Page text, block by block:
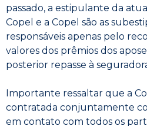
passado, a estipulante da
Copel e a Copel são as
responsáveis apenas pelo
valores dos prêmios dos
posterior repasse à
Importante ressaltar que a
contratada conjuntamente
em contato com todos os